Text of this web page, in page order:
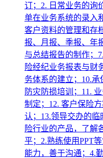
订；2. 日常业务的询
单在业务系统的录入
客户资料的管理和存
报、月报、季报、年
与总结报告的制作；
险经纪业务报表与财
务体系的建立；10.
防灾防损培训；11.
制定；12. 客户保险
认；13.领导交办的
险行业的产品，了解
平；2.熟练使用PPT
能力，善于沟通；4.